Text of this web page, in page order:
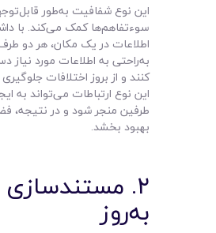
این نوع شفافیت به‌طور
سوءتفاهم‌ها کمک می‌کند. با
اطلاعات در یک مکان، هر دو
به‌راحتی به اطلاعات مورد نیاز
کنند و از بروز اختلافات جلوگیری
این نوع ارتباطات می‌تواند به
طرفین منجر شود و در نتیجه،
بهبود بخشد.
۲.
به‌روز